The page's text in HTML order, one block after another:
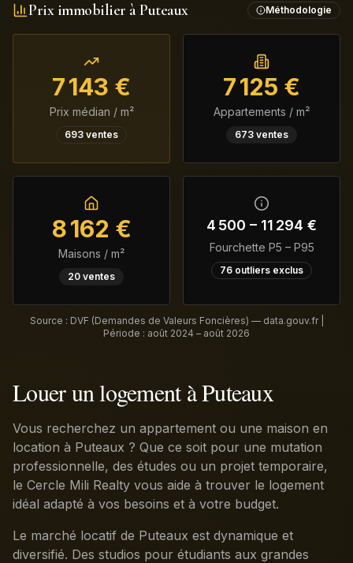
Prix immobilier à Puteaux Méthodologie
7 143 €
Prix médian / m²
693 ventes
7 125 €
Appartements / m²
673 ventes
8 162 €
Maisons / m²
20 ventes
4 500 – 11 294 €
Fourchette P5 – P95
76 outliers exclus
Source : DVF (Demandes de Valeurs Foncières) — data.gouv.fr |
Période : août 2024 – août 2026
Louer un logement à Puteaux
Vous recherchez un appartement ou une maison en
location à Puteaux ? Que ce soit pour une mutation
professionnelle, des études ou un projet temporaire,
le Cercle Mili Realty vous aide à trouver le logement
idéal adapté à vos besoins et à votre budget.
Le marché locatif de Puteaux est dynamique et
diversifié. Des studios pour étudiants aux grandes